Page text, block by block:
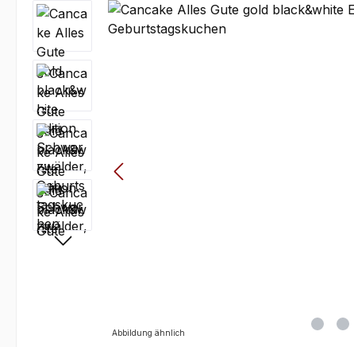
Bildergalerie überspringen
Abbildung ähnlich